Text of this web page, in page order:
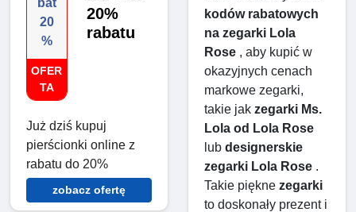
bat
20
%
OFER
TA
20%
rabatu
Już dziś kupuj
pierścionki online z
rabatu do 20%
zobacz ofertę
kodów rabatowych
na zegarki Lola
Rose , aby kupić w
okazyjnych cenach
markowe zegarki,
takie jak zegarki Ms.
Lola od Lola Rose
lub designerskie
zegarki Lola Rose .
Takie piękne zegarki
to doskonały prezent i